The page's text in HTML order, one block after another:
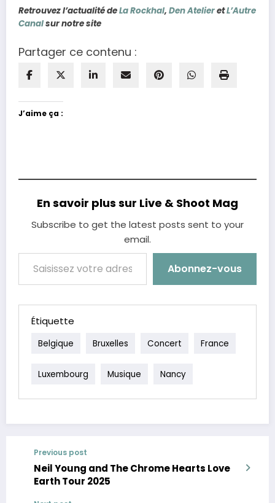
Retrouvez l’actualité deLa Rockhal, Den AtelieretL’Autre
Canalsur notre site
Partager ce contenu :
J’aime ça :
En savoir plus sur Live & Shoot Mag
Subscribe to get the latest posts sent to your
email.
Saisissez votre adresse e-mail…
Abonnez-vous
Étiquette
Belgique Bruxelles Concert France
Luxembourg Musique Nancy
Previous post
Neil Young and The Chrome Hearts Love
Earth Tour 2025